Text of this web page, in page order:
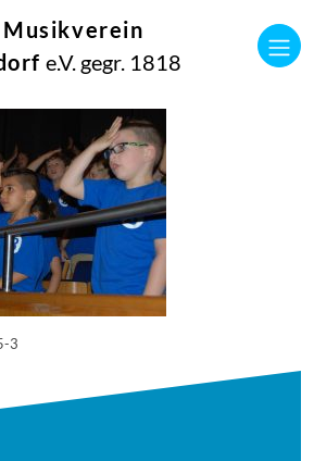
Musikverein
e.V. gegr. 1818
3